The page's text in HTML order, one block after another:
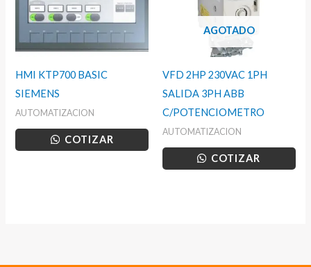
HMI KTP700 BASIC
SIEMENS
AUTOMATIZACION
COTIZAR
AGOTADO
VFD 2HP 230VAC 1PH
SALIDA 3PH ABB
C/POTENCIOMETRO
AUTOMATIZACION
COTIZAR